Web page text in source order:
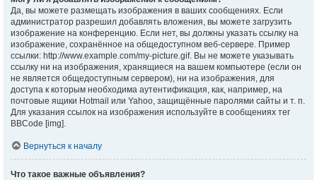
Да, вы можете размещать изображения в ваших сообщениях. Если
администратор разрешил добавлять вложения, вы можете загрузить
изображение на конференцию. Если нет, вы должны указать ссылку на
изображение, сохранённое на общедоступном веб-сервере. Пример
ссылки: http://www.example.com/my-picture.gif. Вы не можете указывать
ссылку ни на изображения, хранящиеся на вашем компьютере (если он
не является общедоступным сервером), ни на изображения, для
доступа к которым необходима аутентификация, как, например, на
почтовые ящики Hotmail или Yahoo, защищённые паролями сайты и т. п.
Для указания ссылок на изображения используйте в сообщениях тег
BBCode [img].
Вернуться к началу
Что такое важные объявления?